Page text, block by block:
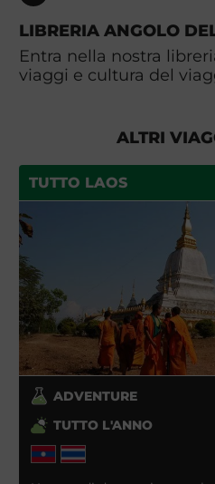
LIBRERIA ANGOLO
Entra nella nostra
viaggi e cultura del
ALTRI
TUTTO LAOS
ADVENTURE
TUTTO L'ANNO